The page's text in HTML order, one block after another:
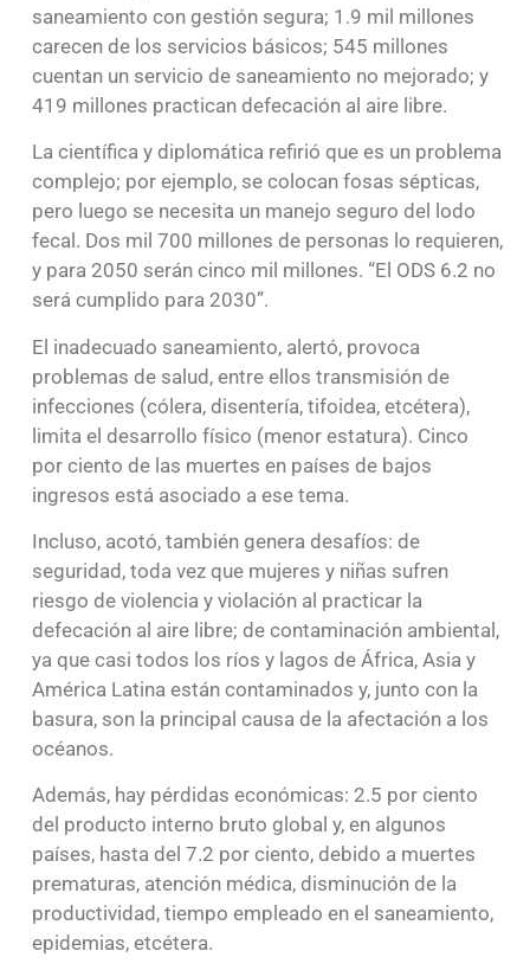
saneamiento con gestión segura; 1.9 mil millones
carecen de los servicios básicos; 545 millones
cuentan un servicio de saneamiento no mejorado; y
419 millones practican defecación al aire libre.
La científica y diplomática refirió que es un problema
complejo; por ejemplo, se colocan fosas sépticas,
pero luego se necesita un manejo seguro del lodo
fecal. Dos mil 700 millones de personas lo requieren,
y para 2050 serán cinco mil millones. “El ODS 6.2 no
será cumplido para 2030”.
El inadecuado saneamiento, alertó, provoca
problemas de salud, entre ellos transmisión de
infecciones (cólera, disentería, tifoidea, etcétera),
limita el desarrollo físico (menor estatura). Cinco
por ciento de las muertes en países de bajos
ingresos está asociado a ese tema.
Incluso, acotó, también genera desafíos: de
seguridad, toda vez que mujeres y niñas sufren
riesgo de violencia y violación al practicar la
defecación al aire libre; de contaminación ambiental,
ya que casi todos los ríos y lagos de África, Asia y
América Latina están contaminados y, junto con la
basura, son la principal causa de la afectación a los
océanos.
Además, hay pérdidas económicas: 2.5 por ciento
del producto interno bruto global y, en algunos
países, hasta del 7.2 por ciento, debido a muertes
prematuras, atención médica, disminución de la
productividad, tiempo empleado en el saneamiento,
epidemias, etcétera.